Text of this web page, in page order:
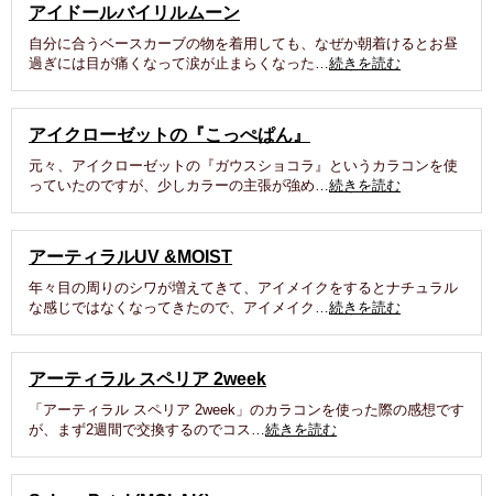
アイドールバイリルムーン
自分に合うベースカーブの物を着用しても、なぜか朝着けるとお昼
過ぎには目が痛くなって涙が止まらくなった…続きを読む
アイクローゼットの『こっぺぱん』
元々、アイクローゼットの『ガウスショコラ』というカラコンを使
っていたのですが、少しカラーの主張が強め…続きを読む
アーティラルUV &MOIST
年々目の周りのシワが増えてきて、アイメイクをするとナチュラル
な感じではなくなってきたので、アイメイク…続きを読む
アーティラル スペリア 2week
「アーティラル スペリア 2week」のカラコンを使った際の感想です
が、まず2週間で交換するのでコス…続きを読む